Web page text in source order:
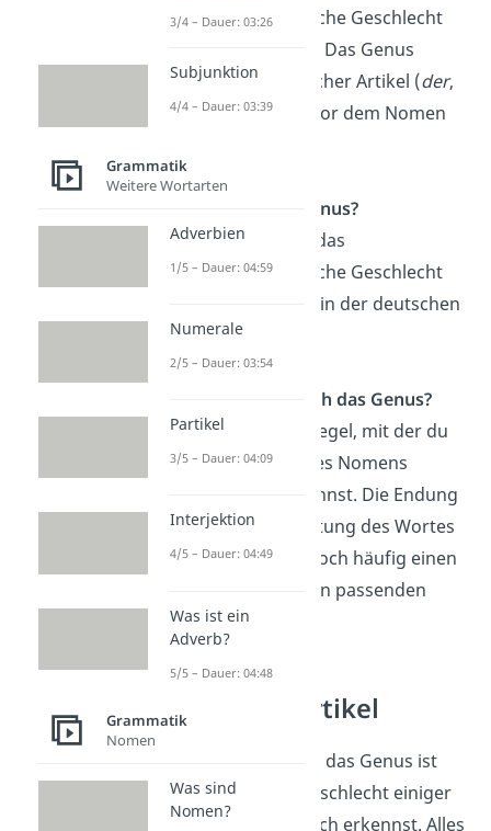
grammatikalische Geschlecht
eines Nomens. Das Genus
bestimmt, welcher Artikel (der,
dieoderdas
) vor dem Nomen
Was ist das Genus?
Das Genus ist das
grammatikalische Geschlecht
eines Nomens in der deutschen
Sprache.
Wie erkenne ich das Genus?
Es gibt keine Regel, mit der du
das Genus jedes Nomens
bestimmen kannst. Die Endung
und die Bedeutung des Wortes
können dir jedoch häufig einen
Hinweis auf den passenden
Artikel geben.
Deutsche Artikel
Jetzt weißt du, was das Genus ist
und wie du das Geschlecht einiger
Nomen ganz einfach erkennst. Alles
3/4 – Dauer: 03:26
Subjunktion
4/4 – Dauer: 03:39
Grammatik
Weitere Wortarten
Adverbien
1/5 – Dauer: 04:59
Numerale
2/5 – Dauer: 03:54
Partikel
3/5 – Dauer: 04:09
Interjektion
4/5 – Dauer: 04:49
Was ist ein
Adverb?
5/5 – Dauer: 04:48
Grammatik
Nomen
Was sind
Nomen?